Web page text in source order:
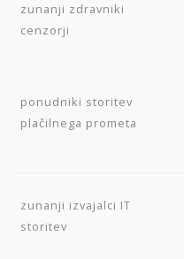
zunanji zdravniki
cenzorji
ponudniki storitev
plačilnega prometa
zunanji izvajalci IT
storitev